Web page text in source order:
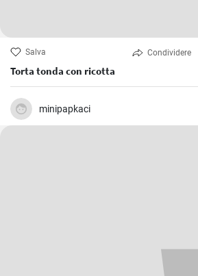
Salva Condividere
Torta tonda con ricotta
minipapkaci